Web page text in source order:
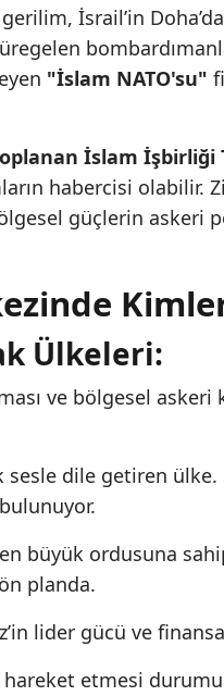
İsrail’in
"İslam NATO'su"
İslam İşbirliği
habercisi olabilir.
güçlerin askeri
Ülkeleri:
ve bölgesel
sesle dile getiren ülke.
en büyük ordusuna
planda.
lider gücü ve
etmesi